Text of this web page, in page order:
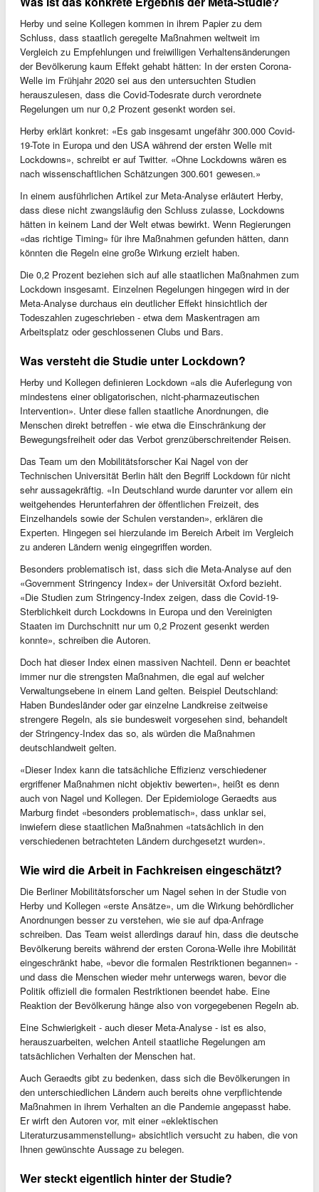
Herby und seine Kollegen kommen in ihrem Papier zu dem
Schluss, dass staatlich geregelte Maßnahmen weltweit im
Vergleich zu Empfehlungen und freiwilligen Verhaltensänderungen
der Bevölkerung kaum Effekt gehabt hätten: In der ersten Corona-
Welle im Frühjahr 2020 sei aus den untersuchten Studien
herauszulesen, dass die Covid-Todesrate durch verordnete
Regelungen um nur 0,2 Prozent gesenkt worden sei.
Herby erklärt konkret: «Es gab insgesamt ungefähr 300.000 Covid-
19-Tote in Europa und den USA während der ersten Welle mit
Lockdowns», schreibt er auf Twitter. «Ohne Lockdowns wären es
nach wissenschaftlichen Schätzungen 300.601 gewesen.»
In einem ausführlichen Artikel zur Meta-Analyse erläutert Herby,
dass diese nicht zwangsläufig den Schluss zulasse, Lockdowns
hätten in keinem Land der Welt etwas bewirkt. Wenn Regierungen
«das richtige Timing» für ihre Maßnahmen gefunden hätten, dann
könnten die Regeln eine große Wirkung erzielt haben.
Die 0,2 Prozent beziehen sich auf alle staatlichen Maßnahmen zum
Lockdown insgesamt. Einzelnen Regelungen hingegen wird in der
Meta-Analyse durchaus ein deutlicher Effekt hinsichtlich der
Todeszahlen zugeschrieben - etwa dem Maskentragen am
Arbeitsplatz oder geschlossenen Clubs und Bars.
Was versteht die Studie unter Lockdown?
Herby und Kollegen definieren Lockdown «als die Auferlegung von
mindestens einer obligatorischen, nicht-pharmazeutischen
Intervention». Unter diese fallen staatliche Anordnungen, die
Menschen direkt betreffen - wie etwa die Einschränkung der
Bewegungsfreiheit oder das Verbot grenzüberschreitender Reisen.
Das Team um den Mobilitätsforscher Kai Nagel von der
Technischen Universität Berlin hält den Begriff Lockdown für nicht
sehr aussagekräftig. «In Deutschland wurde darunter vor allem ein
weitgehendes Herunterfahren der öffentlichen Freizeit, des
Einzelhandels sowie der Schulen verstanden», erklären die
Experten. Hingegen sei hierzulande im Bereich Arbeit im Vergleich
zu anderen Ländern wenig eingegriffen worden.
Besonders problematisch ist, dass sich die Meta-Analyse auf den
«Government Stringency Index» der Universität Oxford bezieht.
«Die Studien zum Stringency-Index zeigen, dass die Covid-19-
Sterblichkeit durch Lockdowns in Europa und den Vereinigten
Staaten im Durchschnitt nur um 0,2 Prozent gesenkt werden
konnte», schreiben die Autoren.
Doch hat dieser Index einen massiven Nachteil. Denn er beachtet
immer nur die strengsten Maßnahmen, die egal auf welcher
Verwaltungsebene in einem Land gelten. Beispiel Deutschland:
Haben Bundesländer oder gar einzelne Landkreise zeitweise
strengere Regeln, als sie bundesweit vorgesehen sind, behandelt
der Stringency-Index das so, als würden die Maßnahmen
deutschlandweit gelten.
«Dieser Index kann die tatsächliche Effizienz verschiedener
ergriffener Maßnahmen nicht objektiv bewerten», heißt es denn
auch von Nagel und Kollegen. Der Epidemiologe Geraedts aus
Marburg findet «besonders problematisch», dass unklar sei,
inwiefern diese staatlichen Maßnahmen «tatsächlich in den
verschiedenen betrachteten Ländern durchgesetzt wurden».
Wie wird die Arbeit in Fachkreisen eingeschätzt?
Die Berliner Mobilitätsforscher um Nagel sehen in der Studie von
Herby und Kollegen «erste Ansätze», um die Wirkung behördlicher
Anordnungen besser zu verstehen, wie sie auf dpa-Anfrage
schreiben. Das Team weist allerdings darauf hin, dass die deutsche
Bevölkerung bereits während der ersten Corona-Welle ihre Mobilität
eingeschränkt habe, «bevor die formalen Restriktionen begannen» -
und dass die Menschen wieder mehr unterwegs waren, bevor die
Politik offiziell die formalen Restriktionen beendet habe. Eine
Reaktion der Bevölkerung hänge also von vorgegebenen Regeln ab.
Eine Schwierigkeit - auch dieser Meta-Analyse - ist es also,
herauszuarbeiten, welchen Anteil staatliche Regelungen am
tatsächlichen Verhalten der Menschen hat.
Auch Geraedts gibt zu bedenken, dass sich die Bevölkerungen in
den unterschiedlichen Ländern auch bereits ohne verpflichtende
Maßnahmen in ihrem Verhalten an die Pandemie angepasst habe.
Er wirft den Autoren vor, mit einer «eklektischen
Literaturzusammenstellung» absichtlich versucht zu haben, die von
Ihnen gewünschte Aussage zu belegen.
Wer steckt eigentlich hinter der Studie?